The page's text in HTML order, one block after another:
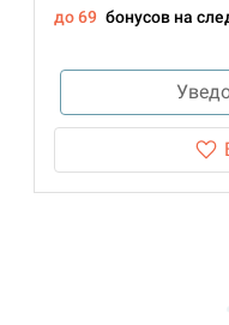
до 69 бонусов на